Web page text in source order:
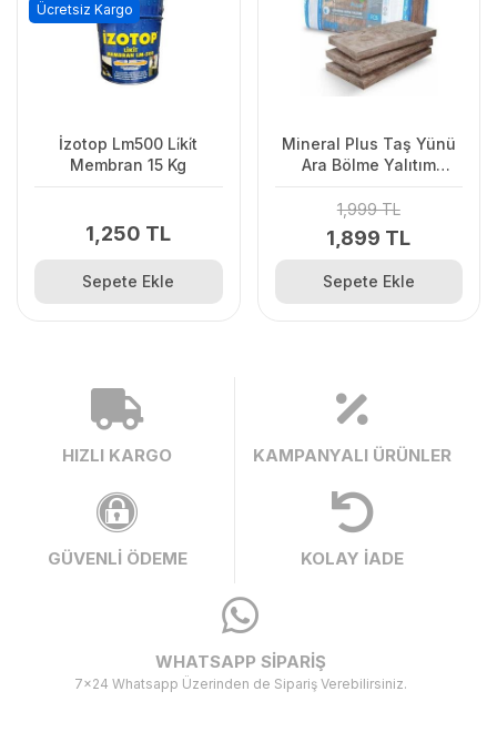
İzotop Lm500 Li̇ki̇t
Membran 15 Kg
1,250 TL
Ücretsiz Kargo
Sepete Ekle
Mineral Plus Taş Yünü
Ara Bölme Yalıtım
1,999 TL
1,899 TL
Sepete Ekle
HIZLI KARGO KAMPANYALI ÜRÜNLER
GÜVENLİ ÖDEME KOLAY İADE
WHATSAPP SİPARİŞ
7x24 Whatsapp Üzerinden de Sipariş Verebilirsiniz.